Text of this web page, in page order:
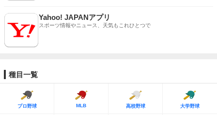
Yahoo! JAPANアプリ
スポーツ情報やニュース、天気もこれひとつで
種目一覧
プロ野球 MLB 高校野球 大学野球